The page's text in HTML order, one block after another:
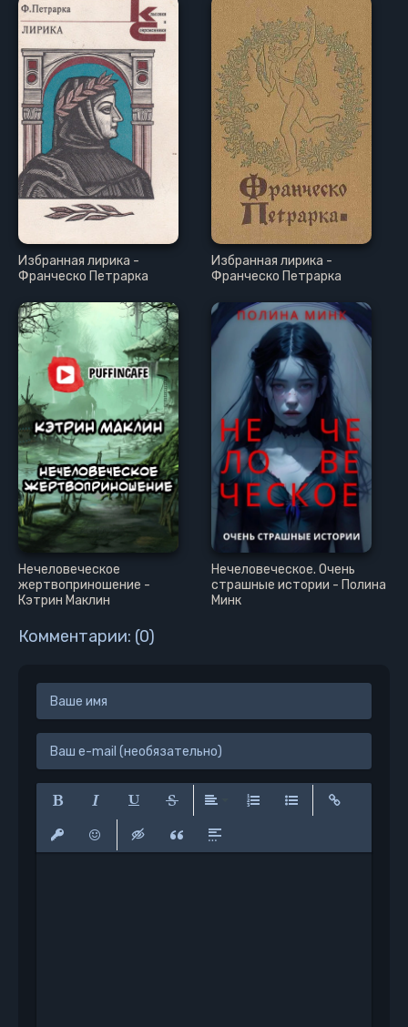
Избранная лирика -
Франческо Петрарка
Избранная лирика -
Франческо Петрарка
Нечеловеческое
жертвоприношение -
Кэтрин Маклин
Нечеловеческое. Очень
страшные истории - Полина
Минк
Комментарии: (0)
Полужирный
Курсив Подчеркнутый